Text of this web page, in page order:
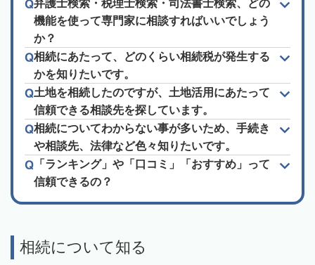
弁護士検索・税理士検索・司法書士検索、どの
機能を使って専門家に相談すればいいでしょう
か？
相続にあたって、どのくらい相続税が発生する
かを知りたいです。
土地を相続したのですが、土地活用にあたって
信頼できる相談先を探しています。
相続についてわからない事が多いため、手続き
や相談先、法律など色々知りたいです。
「ランキング」や「口コミ」「おすすめ」って
信頼できるの？
相続について知る